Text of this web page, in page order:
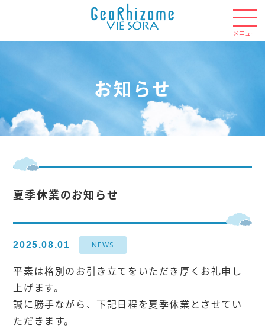
お知らせ
夏季休業のお知らせ
2025.08.01 NEWS
平素は格別のお引き立てをいただき厚くお礼申し
上げます。
誠に勝手ながら、下記日程を夏季休業とさせてい
ただきます。